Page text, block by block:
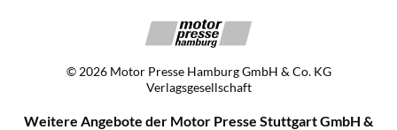
© 2026 Motor Presse Hamburg GmbH & Co. KG
Verlagsgesellschaft
Weitere Angebote der Motor Presse Stuttgart GmbH &